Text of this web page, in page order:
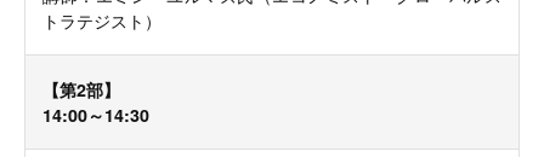
トラテジスト）
【第2部】
14:00～14:30